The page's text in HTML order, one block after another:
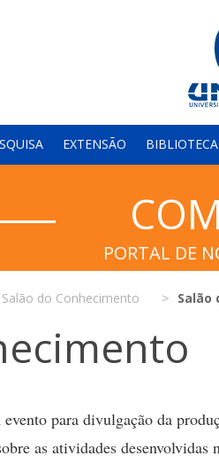
EXTENSÃO BIBLIOTECA
PORTAL DE
Salão do Conhecimento Salão
para divulgação da
as atividades